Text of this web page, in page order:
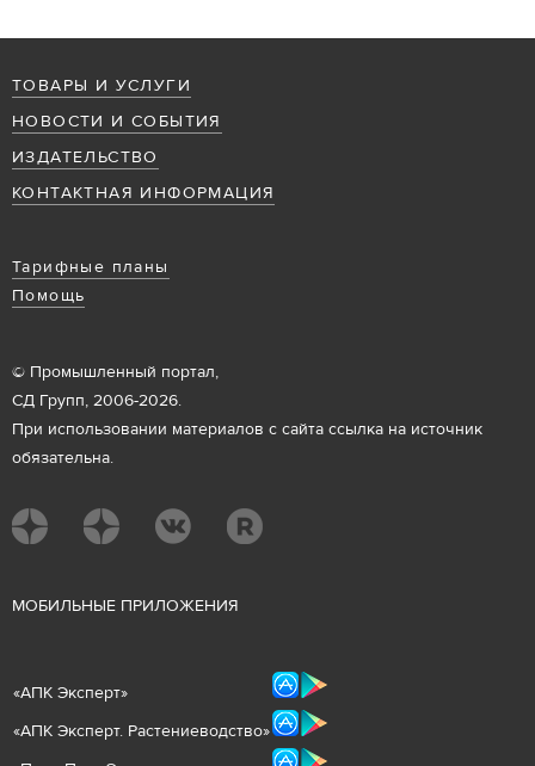
ТОВАРЫ И УСЛУГИ
НОВОСТИ И СОБЫТИЯ
ИЗДАТЕЛЬСТВО
КОНТАКТНАЯ ИНФОРМАЦИЯ
Тарифные планы
Помощь
© Промышленный портал,
СД Групп, 2006-2026.
При использовании материалов с сайта ссылка на источник
обязательна.
МОБИЛЬНЫЕ ПРИЛОЖЕНИЯ
«АПК Эксперт»
«АПК Эксперт. Растениеводство»